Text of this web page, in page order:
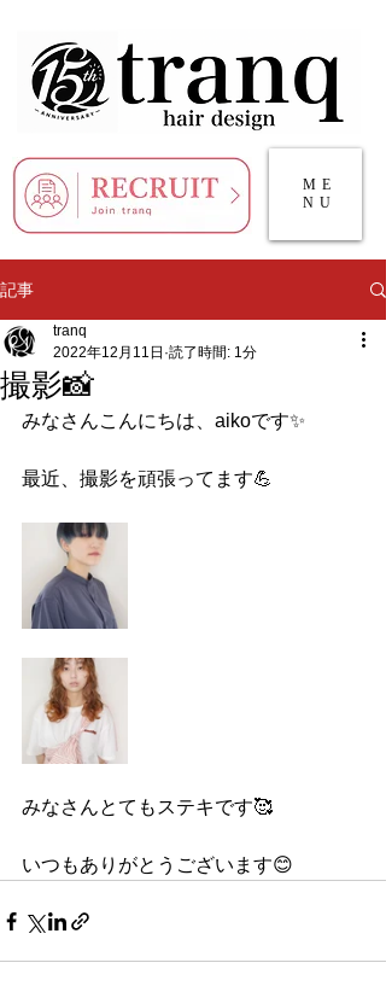
ME
NU
記事
撮影📸
tranq
2022年12月11日 読了時間: 1分
みなさんこんにちは、aikoです✨
最近、撮影を頑張ってます💪
みなさんとてもステキです🥰
いつもありがとうございます😊